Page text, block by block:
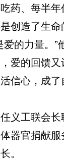
药、每半
创造了生命
的力量。”
爱的回馈
信心，成
工联会长
器官捐献
。